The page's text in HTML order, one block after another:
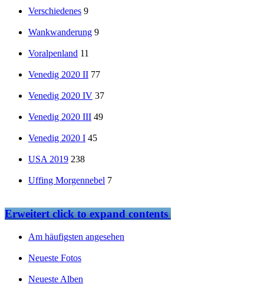
Verschiedenes 9
Wankwanderung 9
Voralpenland 11
Venedig 2020 II 77
Venedig 2020 IV 37
Venedig 2020 III 49
Venedig 2020 I 45
USA 2019 238
Uffing Morgennebel 7
Erweitertclick to expand contents
Am häufigsten angesehen
Neueste Fotos
Neueste Alben